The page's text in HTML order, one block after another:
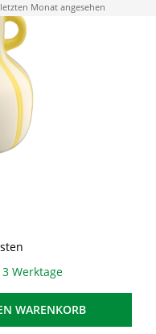
Monat angesehen
Werktage
WARENKORB